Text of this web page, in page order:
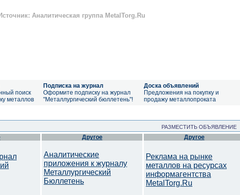
Аналитическая группа MetalTorg.Ru
поиск
металлов
Подписка на журнал
Оформите подписку на журнал
"Металлургический бюллетень"!
Доска объявлений
Предложения на покупку и
продажу металлопроката
РАЗМЕСТИТЬ ОБЪЯВЛЕНИЕ
Другое
Аналитические
приложения к журналу
Металлургический
Бюллетень
Другое
Реклама на рынке
металлов на ресурсах
информагентства
MetalTorg.Ru